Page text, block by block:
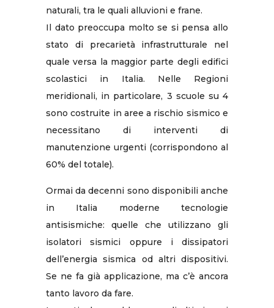
naturali, tra le quali alluvioni e frane.
Il dato preoccupa molto se si pensa allo
stato di precarietà infrastrutturale nel
quale versa la maggior parte degli edifici
scolastici in Italia. Nelle Regioni
meridionali, in particolare, 3 scuole su 4
sono costruite in aree a rischio sismico e
necessitano di interventi di
manutenzione urgenti (corrispondono al
60% del totale).
Ormai da decenni sono disponibili anche
in Italia moderne tecnologie
antisismiche: quelle che utilizzano gli
isolatori sismici oppure i dissipatori
dell’energia sismica od altri dispositivi.
Se ne fa già applicazione, ma c’è ancora
tanto lavoro da fare.